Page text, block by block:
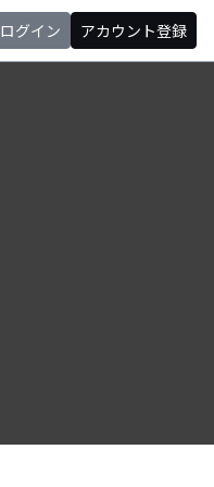
ログイン アカウント登録